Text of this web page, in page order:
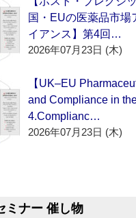
国・EUの医薬品市場
イアンス】第4回…
2026年07月23日 (木)
【UK–EU
and Compliance in
4.Complianc…
2026年07月23日 (木)
ミナー 催し物